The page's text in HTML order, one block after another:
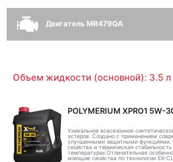
Двигатель MR479QA
Объем жидкости (основной): 3.5 л
POLYMERIUM XPRO1 5W-
Уникальное всесезонное
эстеров. Создано с применением
улучшенными защитными функциями.
свойства и термическая
температурах.Отличительная
моющие свойства по технологии EX-